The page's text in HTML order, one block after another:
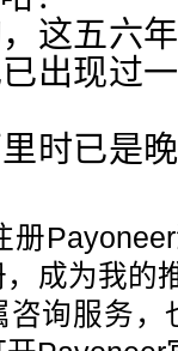
五六年
出现过
已是晚
Payoneer
，成为我的
咨询服务